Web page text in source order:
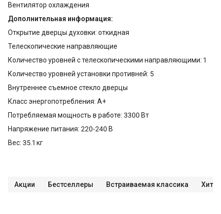
Вентилятор охлаждения
Дополнительная информация:
Открытие дверцы духовки: откидная
Телескопические направляющие
Количество уровней с телескопическими направляющими: 1
Количество уровней установки противней: 5
Внутреннее съемное стекло дверцы
Класс энергопотребления: A+
Потребляемая мощность в работе: 3300 Вт
Напряжение питания: 220-240 В
Вес: 35.1 кг
Акции Бестселлеры Встраиваемая классика Хиты